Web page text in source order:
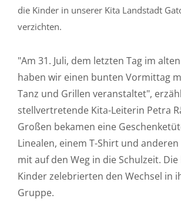
die Kinder in unserer Kita Landstadt
verzichten.
"Am 31. Juli, dem letzten Tag im
haben wir einen bunten Vormittag
Tanz und Grillen veranstaltet",
stellvertretende Kita-Leiterin Petra
Großen bekamen eine
Linealen, einem T-Shirt und
mit auf den Weg in die Schulzeit.
Kinder zelebrierten den Wechsel in
Gruppe.